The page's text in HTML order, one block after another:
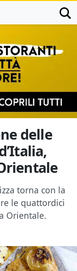
delle
torna con la
le quattordici
Orientale.